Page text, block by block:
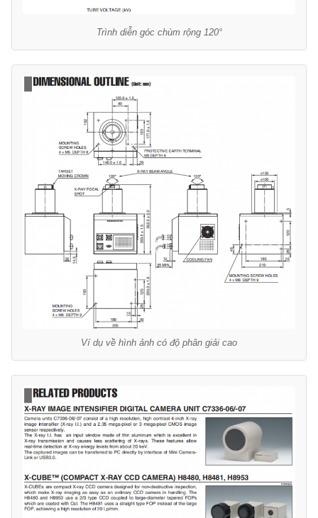
Trình diễn góc chùm rộng 120°
Ví dụ về hình ảnh có độ phân giải cao